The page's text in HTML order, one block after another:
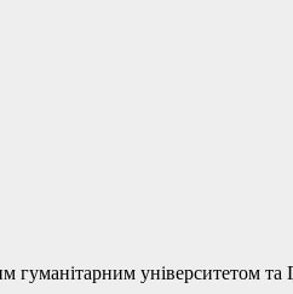
гуманітарним університетом